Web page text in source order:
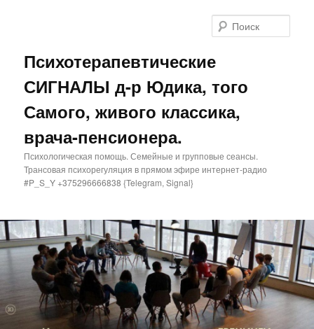
Психотерапевтические
СИГНАЛЫ д-р Юдика, того
Самого, живого классика,
врача-пенсионера.
Психологическая помощь. Семейные и групповые сеансы.
Трансовая психорегуляция в прямом эфире интернет-радио
#P_S_Y +375296666838 {Telegram, Signal}